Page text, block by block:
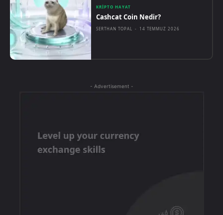
KRIPTO HAYAT
Cashcat Coin Nedir?
SERTHAN TOPAL - 14 TEMMUZ 2026
- Advertisement -